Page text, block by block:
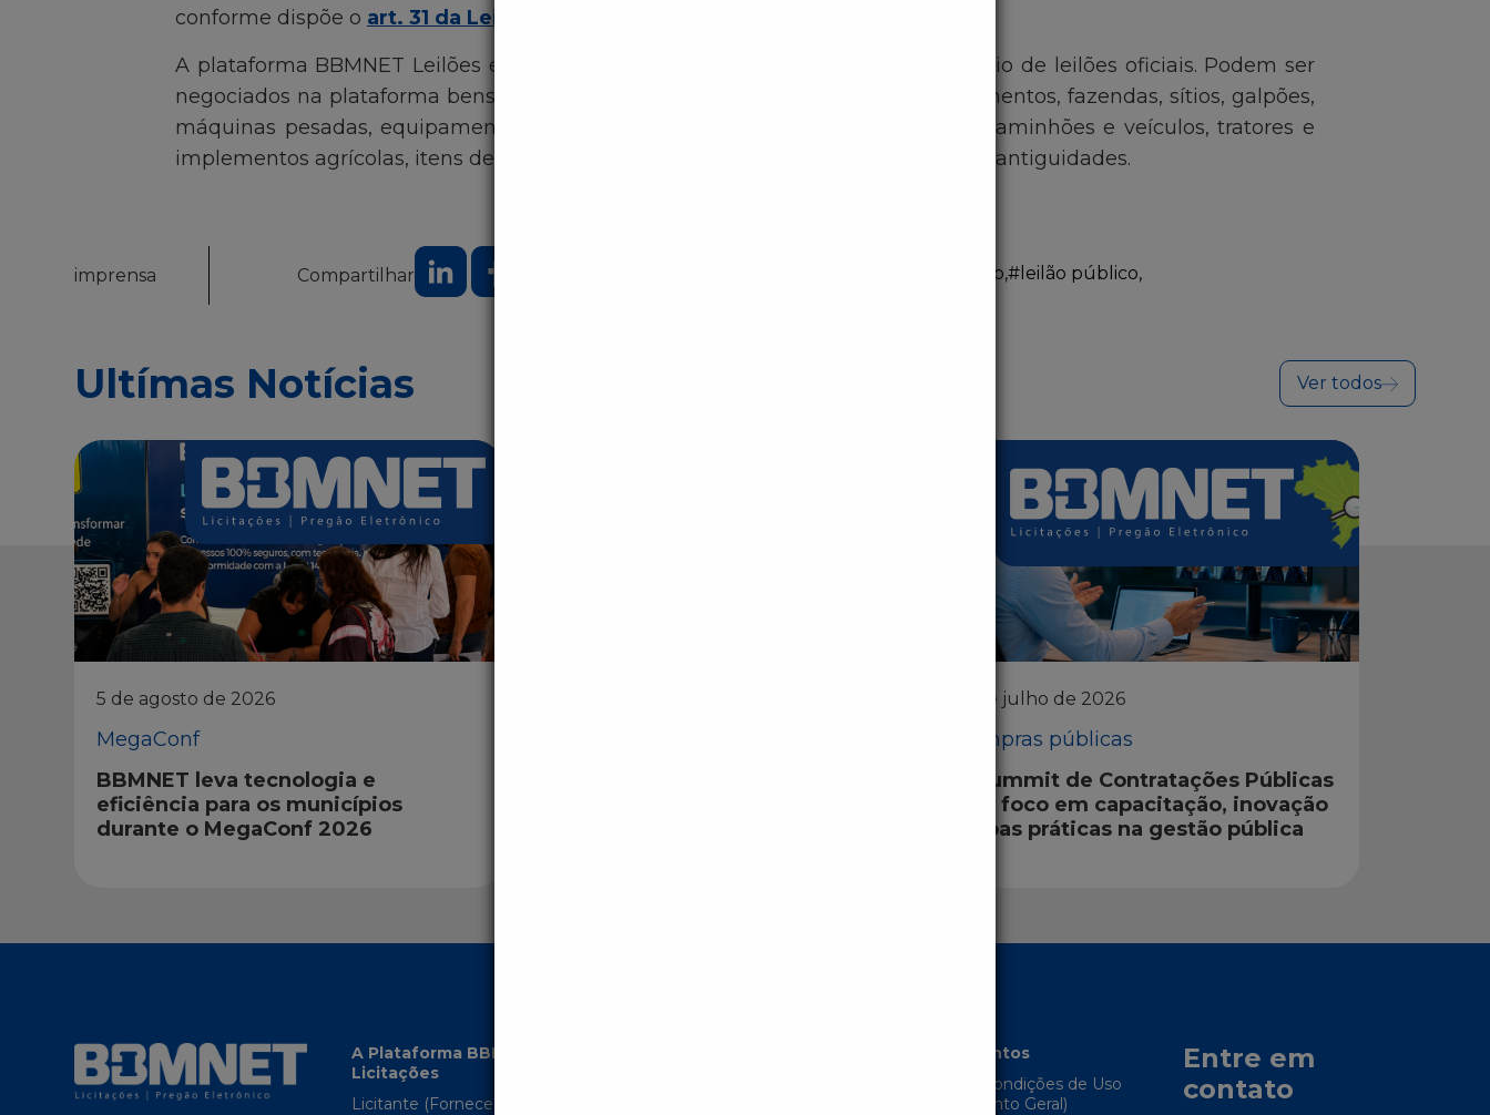
conforme dispõe o art. 31 da Lei 14.133/2021
A plataforma BBMNET Leilões é especializada na venda de ativos físicos por meio de leilões oficiais. Podem ser
negociados na plataforma bens moveis e imóveis, como terrenos, casas, apartamentos, fazendas, sítios, galpões,
máquinas pesadas, equipamentos industriais, máquinas operatrizes, frotas de caminhões e veículos, tratores e
implementos agrícolas, itens de mobiliário e informática, imóveis, joias, bebidas e antiguidades.
imprensa Compartilhar #leilão,#leilão público,
Ultímas Notícias Ver todos
5 de agosto de 2026
MegaConf
BBMNET leva tecnologia e
eficiência para os municípios
durante o MegaConf 2026
15 de julho de 2026
Compras públicas
1º Summit de Contratações Públicas
terá foco em capacitação, inovação
e boas práticas na gestão pública
A Plataforma BBMNET
Licitações
Licitante (Fornecedor)
Regulamentos
Termos e Condições de Uso
(Regulamento Geral)
Entre em
contato